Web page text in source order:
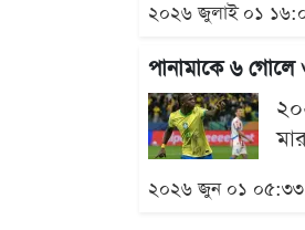
২০২৬ জুলাই ০১
পানামাকে ৬ গোলে
২০২৬ জুন ০১